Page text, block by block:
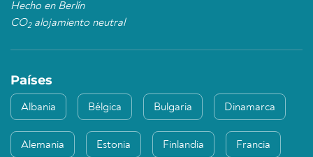
Hecho en Berlín
CO2alojamiento neutral
Países
Albania Bélgica Bulgaria Dinamarca
Alemania Estonia Finlandia Francia